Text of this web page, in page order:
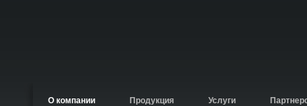
О компании Продукция Услуги